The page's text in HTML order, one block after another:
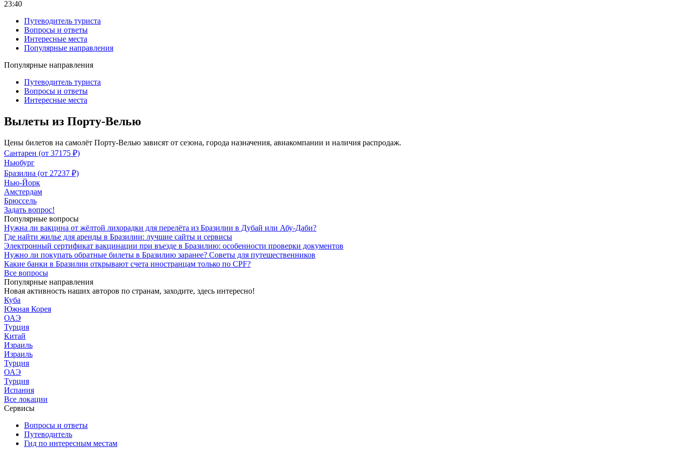
23:40
Путеводитель туриста
Вопросы и ответы
Интересные места
Популярные направления
Популярные направления
Путеводитель туриста
Вопросы и ответы
Интересные места
Вылеты из Порту-Велью
Цены билетов на самолёт Порту-Велью зависят от сезона, города назначения, авиакомпании и наличия распродаж.
Сантарен (от 37175 ₽)
Ньюбург
Бразилиа (от 27237 ₽)
Нью-Йорк
Амстердам
Брюссель
Задать вопрос!
Популярные вопросы
Нужна ли вакцина от жёлтой лихорадки для перелёта из Бразилии в Дубай или Абу-Даби?
Где найти жилье для аренды в Бразилии: лучшие сайты и сервисы
Электронный сертификат вакцинации при въезде в Бразилию: особенности проверки документов
Нужно ли покупать обратные билеты в Бразилию заранее? Советы для путешественников
Какие банки в Бразилии открывают счета иностранцам только по CPF?
Все вопросы
Популярные направления
Новая активность наших авторов по странам, заходите, здесь интересно!
Куба
Южная Корея
ОАЭ
Турция
Китай
Израиль
Израиль
Турция
ОАЭ
Турция
Испания
Все локации
Сервисы
Вопросы и ответы
Путеводитель
Гид по интересным местам